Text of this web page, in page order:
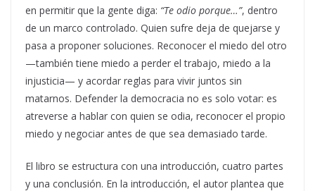
en permitir que la gente diga: “Te odio porque…”, dentro
de un marco controlado. Quien sufre deja de quejarse y
pasa a proponer soluciones. Reconocer el miedo del otro
—también tiene miedo a perder el trabajo, miedo a la
injusticia— y acordar reglas para vivir juntos sin
matarnos. Defender la democracia no es solo votar: es
atreverse a hablar con quien se odia, reconocer el propio
miedo y negociar antes de que sea demasiado tarde.
El libro se estructura con una introducción, cuatro partes
y una conclusión. En la introducción, el autor plantea que